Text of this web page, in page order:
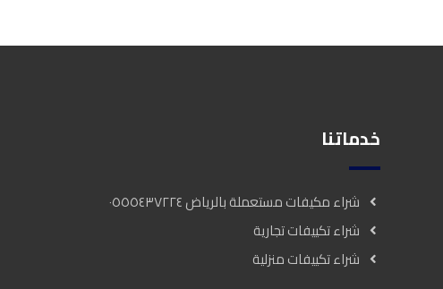
خدماتنا
شراء مكيفات مستعملة بالرياض ٠٥٥٥٤٣٧٢٢٤
شراء تكييفات تجارية
شراء تكييفات منزلية